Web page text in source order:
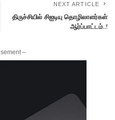
NEXT ARTICLE
திருச்சியில் சிஐடியு தொழிலாளர்கள்
ஆர்ப்பாட்டம்..!
–